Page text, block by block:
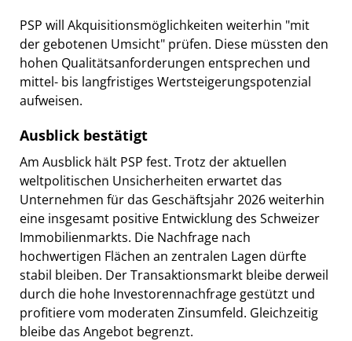
PSP will Akquisitionsmöglichkeiten weiterhin "mit
der gebotenen Umsicht" prüfen. Diese müssten den
hohen Qualitätsanforderungen entsprechen und
mittel- bis langfristiges Wertsteigerungspotenzial
aufweisen.
Ausblick bestätigt
Am Ausblick hält PSP fest. Trotz der aktuellen
weltpolitischen Unsicherheiten erwartet das
Unternehmen für das Geschäftsjahr 2026 weiterhin
eine insgesamt positive Entwicklung des Schweizer
Immobilienmarkts. Die Nachfrage nach
hochwertigen Flächen an zentralen Lagen dürfte
stabil bleiben. Der Transaktionsmarkt bleibe derweil
durch die hohe Investorennachfrage gestützt und
profitiere vom moderaten Zinsumfeld. Gleichzeitig
bleibe das Angebot begrenzt.